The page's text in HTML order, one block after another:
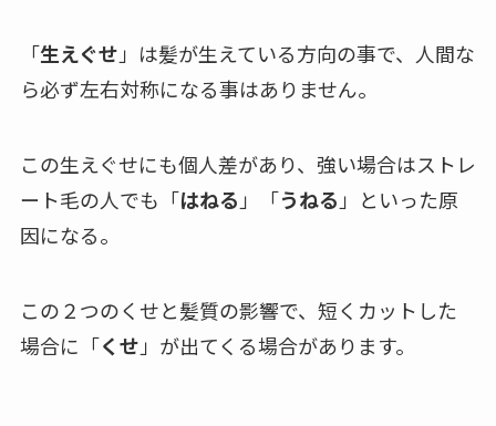
「生えぐせ」は髪が生えている方向の事で、人間な
ら必ず左右対称になる事はありません。
この生えぐせにも個人差があり、強い場合はストレ
ート毛の人でも「はねる 」「うねる 」といった原
因になる。
この２つのくせと髪質の影響で、短くカットした
場合に「くせ 」が出てくる場合があります。